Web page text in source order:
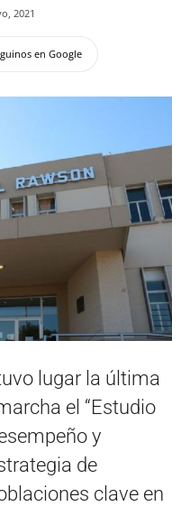
2021
en Google
lugar la última
el “Estudio
y
de
clave en